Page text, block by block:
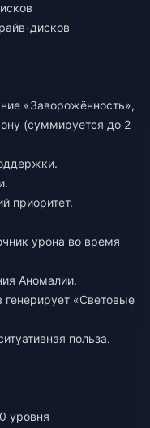
дисков
«Заворожённость»,
(суммируется до 2
приоритет.
урона во время
Аномалии.
«Световые
польза.
уровня